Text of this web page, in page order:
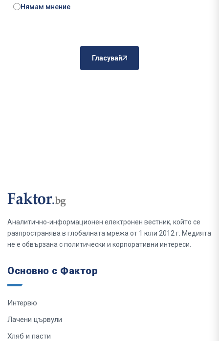
Нямам мнение
Гласувай
Аналитично-информационен електронен вестник, който се
разпространява в глобалната мрежа от 1 юли 2012 г. Медията
не е обвързана с политически и корпоративни интереси.
Основно с Фактор
Интервю
Лачени цървули
Хляб и пасти